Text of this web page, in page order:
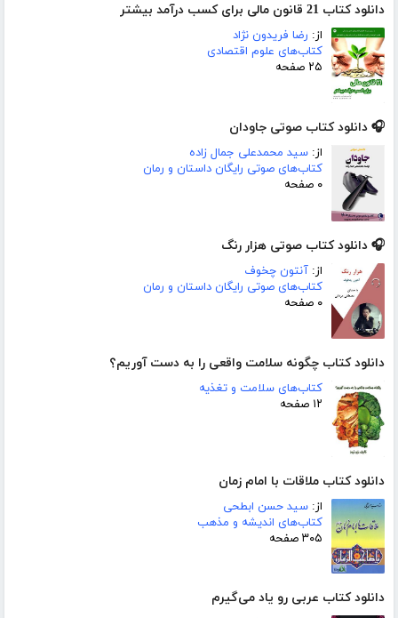
دانلود کتاب 21 قانون مالی برای کسب درآمد بیشتر
از: رضا فریدون نژاد
کتاب‌های علوم اقتصادی
۲۵ صفحه
🎧 دانلود کتاب صوتی جاودان
از: سید محمدعلی جمال زاده
کتاب‌های صوتی رایگان داستان و رمان
۰ صفحه
🎧 دانلود کتاب صوتی هزار رنگ
از: آنتون چخوف
کتاب‌های صوتی رایگان داستان و رمان
۰ صفحه
دانلود کتاب چگونه سلامت واقعی را به دست آوریم؟
کتاب‌های سلامت و تغذیه
۱۲ صفحه
دانلود کتاب ملاقات با امام زمان
از: سید حسن ابطحی
کتاب‌های اندیشه و مذهب
۳۰۵ صفحه
دانلود کتاب عربی رو یاد می‌گیرم